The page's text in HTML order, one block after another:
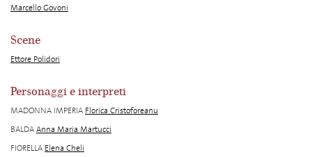
Marcello Govoni
Scene
Ettore Polidori
Personaggi e interpreti
MADONNA IMPERIA Florica Cristoforeanu
BALDAAnna Maria Martucci
FIORELLA Elena Cheli